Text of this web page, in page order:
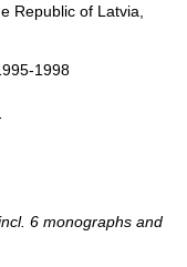
Republic of Latvia,
1998
6 monographs and